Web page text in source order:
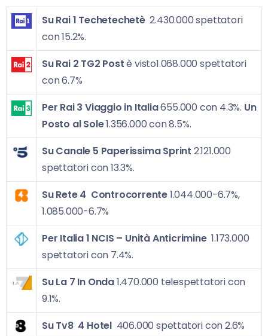
Su Rai 1 Techetechetè2.430.000 spettatori
con 15.2%.
Su Rai 2 TG2 Postè visto1.068.000 spettatori
con 6.7%
Per Rai 3 Viaggio in Italia655.000 con 4.3%. Un
Posto al Sole1.356.000 con 8.5%.
Su Canale 5 Paperissima Sprint 2.121.000
spettatori con 13.3%.
Su Rete 4 Controcorrente1.044.000-6.7%,
1.085.000-6.7%
Per Italia 1 NCIS – Unità Anticrimine 1.173.000
spettatori con 7.4%.
Su La 7 In Onda1.470.000 telespettatori con
9.1%.
Su Tv8 4 Hotel 406.000 spettatori con 2.6%